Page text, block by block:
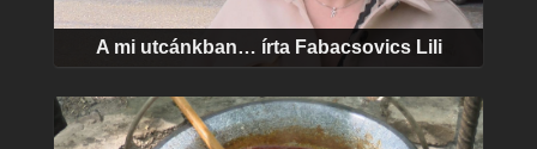
A mi utcánkban… írta Fabacsovics Lili